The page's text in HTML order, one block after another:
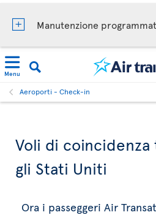
Manutenzione
Menu
Aeroporti - Check-in
Voli di
gli Stati Uniti
Ora i passeggeri Air